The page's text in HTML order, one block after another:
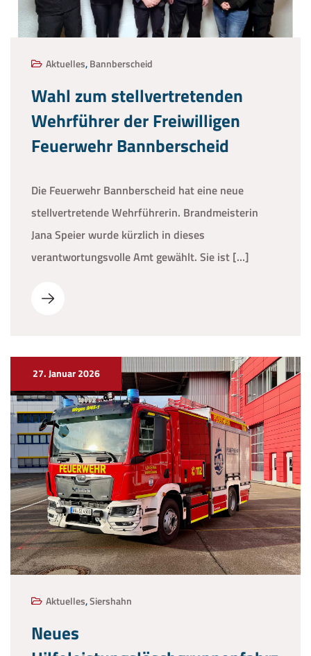
Aktuelles,Bannberscheid
Wahl zum stellvertretenden
Wehrführer der Freiwilligen
Feuerwehr Bannberscheid
Die Feuerwehr Bannberscheid hat eine neue
stellvertretende Wehrführerin. Brandmeisterin
Jana Speier wurde kürzlich in dieses
verantwortungsvolle Amt gewählt. Sie ist […]
27. Januar 2026
Aktuelles,Siershahn
Neues